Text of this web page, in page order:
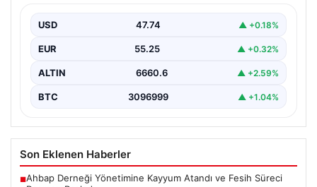
USD 47.74 ▲ +0.18%
EUR 55.25 ▲ +0.32%
ALTIN 6660.6 ▲ +2.59%
BTC 3096999 ▲ +1.04%
Son Eklenen Haberler
■Ahbap Derneği Yönetimine Kayyum Atandı ve Fesih Süreci